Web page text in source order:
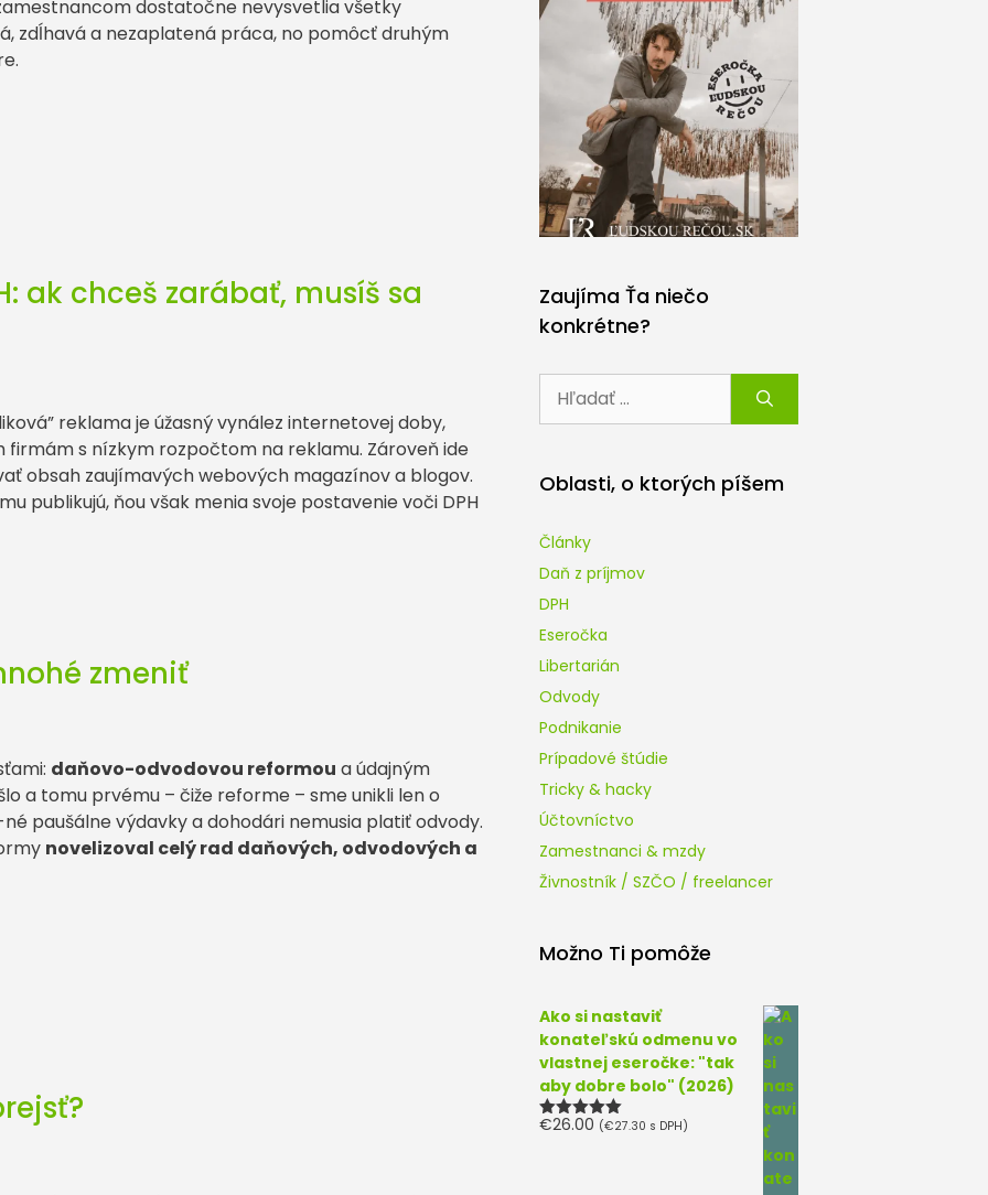
dostatočne nevysvetlia všetky
zdĺhavá a nezaplatená práca, no pomôcť druhým
ak chceš zarábať, musíš sa
reklama je úžasný vynález internetovej doby,
s nízkym rozpočtom na reklamu. Zároveň ide
obsah zaujímavých webových magazínov a blogov.
publikujú, ňou však menia svoje postavenie voči DPH
zmeniť
daňovo-odvodovou reformou a údajným
a tomu prvému – čiže reforme – sme unikli len o
paušálne výdavky a dohodári nemusia platiť odvody.
novelizoval celý rad daňových, odvodových a
Zaujíma Ťa niečo
konkrétne?
Oblasti, o ktorých píšem
Články
Daň z príjmov
DPH
Eseročka
Libertarián
Odvody
Podnikanie
Prípadové štúdie
Tricky & hacky
Účtovníctvo
Zamestnanci & mzdy
Živnostník / SZČO / freelancer
Možno Ti pomôže
Ako si nastaviť
konateľskú odmenu vo
vlastnej eseročke: "tak
aby dobre bolo" (2026)
Hodnotenie
€26.00 (€27.30 s DPH)